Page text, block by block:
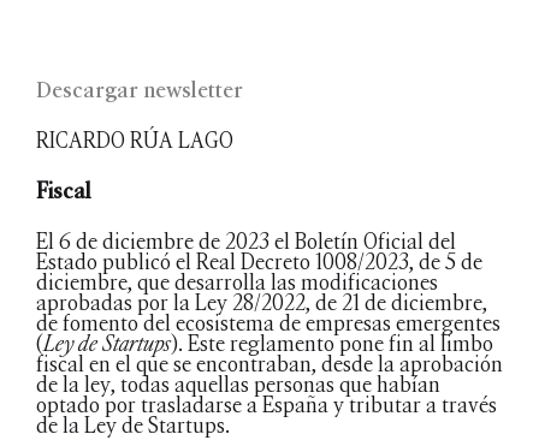
Descargar newsletter
RICARDO RÚA LAGO
Fiscal
El 6 de diciembre de 2023 el Boletín Oficial del
Estado publicó el Real Decreto 1008/2023, de 5 de
diciembre, que desarrolla las modificaciones
aprobadas por la Ley 28/2022, de 21 de diciembre,
de fomento del ecosistema de empresas emergentes
(Ley de Startups). Este reglamento pone fin al limbo
fiscal en el que se encontraban, desde la aprobación
de la ley, todas aquellas personas que habían
optado por trasladarse a España y tributar a través
de la Ley de Startups.